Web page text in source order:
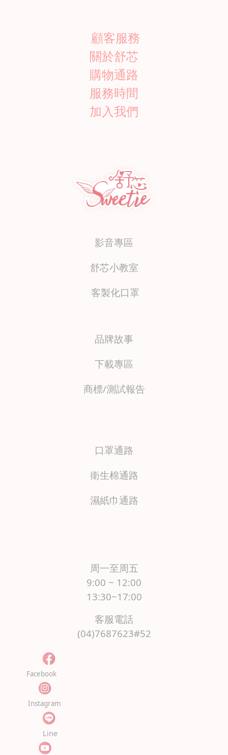
顧客服務
關於舒芯
購物通路
服務時間
加入我們
影音專區
舒芯小教室
客製化口罩
品牌故事
下載專區
商標/測試報告
口罩通路
衛生棉通路
濕紙巾通路
周一至周五
9:00 ~ 12:00
13:30~17:00
客服電話
(04)7687623#52
Facebook
Instagram
Line